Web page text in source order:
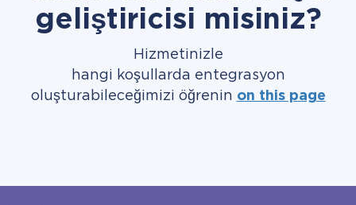
geliştiricisi misiniz?
Hizmetinizle
hangi koşullarda entegrasyon
oluşturabileceğimizi öğrenin on this page